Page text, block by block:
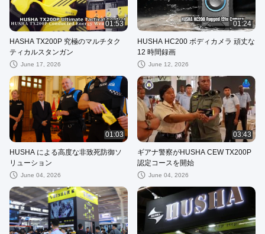
01:53
HASHA TX200P 究極のマルチタク
ティカルスタンガン
June 17, 2026
01:24
HUSHA HC200 ボディカメラ 頑丈な
12 時間録画
June 12, 2026
01:03
HUSHA による高度な非致死防御ソ
リューション
June 04, 2026
03:43
ギアナ警察がHUSHA CEW TX200P
認定コースを開始
June 04, 2026